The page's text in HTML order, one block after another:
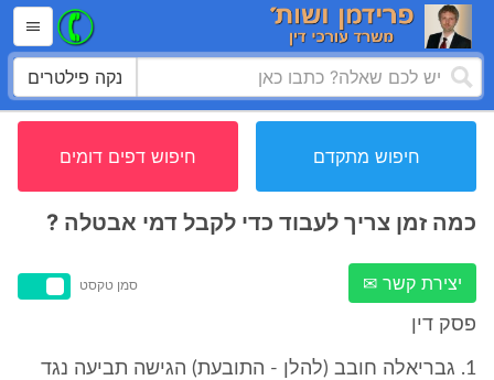
נקה פילטרים
חיפוש מתקדם חיפוש דפים דומים
כמה זמן צריך לעבוד כדי לקבל דמי אבטלה ?
יצירת קשר ✉ סמן טקסט
פסק דין
1. גבריאלה חובב (להלן - התובעת) הגישה תביעה נגד